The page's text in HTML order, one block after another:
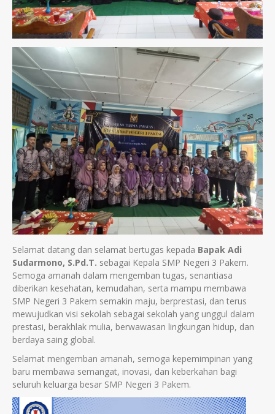
Selamat datang dan selamat bertugas kepada Bapak Adi
Sudarmono, S.Pd.T. sebagai Kepala SMP Negeri 3 Pakem.
Semoga amanah dalam mengemban tugas, senantiasa
diberikan kesehatan, kemudahan, serta mampu membawa
SMP Negeri 3 Pakem semakin maju, berprestasi, dan terus
mewujudkan visi sekolah sebagai sekolah yang unggul dalam
prestasi, berakhlak mulia, berwawasan lingkungan hidup, dan
berdaya saing global.
Selamat mengemban amanah, semoga kepemimpinan yang
baru membawa semangat, inovasi, dan keberkahan bagi
seluruh keluarga besar SMP Negeri 3 Pakem.